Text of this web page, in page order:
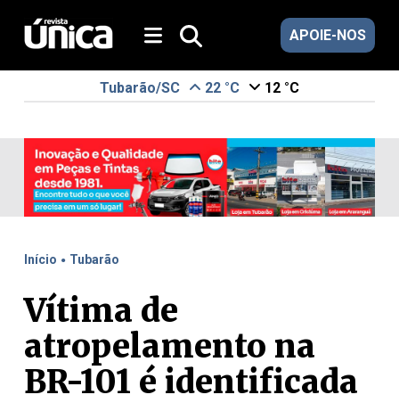
APOIE-NOS
Tubarão/SC 22 °C 12 °C
Início . Tubarão
Vítima de
atropelamento na
BR-101 é identificada